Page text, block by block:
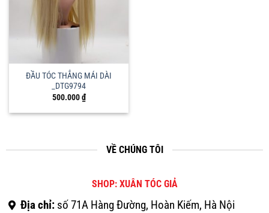
ĐẦU TÓC THẲNG MÁI DÀI
_DTG9794
500.000₫
VỀ CHÚNG TÔI
SHOP: XUÂN TÓC GIẢ
Địa chỉ:số 71A Hàng Đường, Hoàn Kiếm, Hà Nội